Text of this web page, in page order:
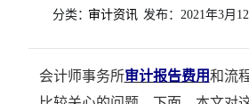
分类：审计资讯 发布： 2021年3月
会计师事务所审计报告费用和流